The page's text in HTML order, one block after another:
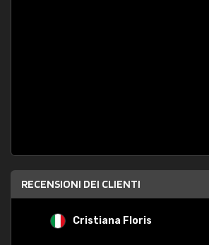
RECENSIONI DEI CLIENTI
Cristiana Floris